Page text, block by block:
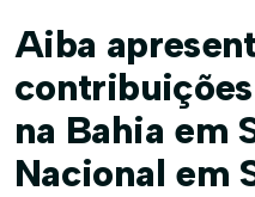
Aiba
na Bahia em
Nacional em